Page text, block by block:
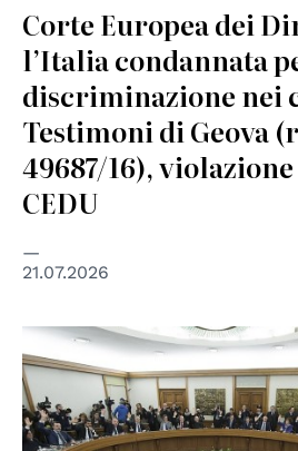
Corte Europea dei
l’Italia condannata
discriminazione nei
Testimoni di Geova
49687/16),
CEDU
21.07.2026
© Presidenza della Repubblica